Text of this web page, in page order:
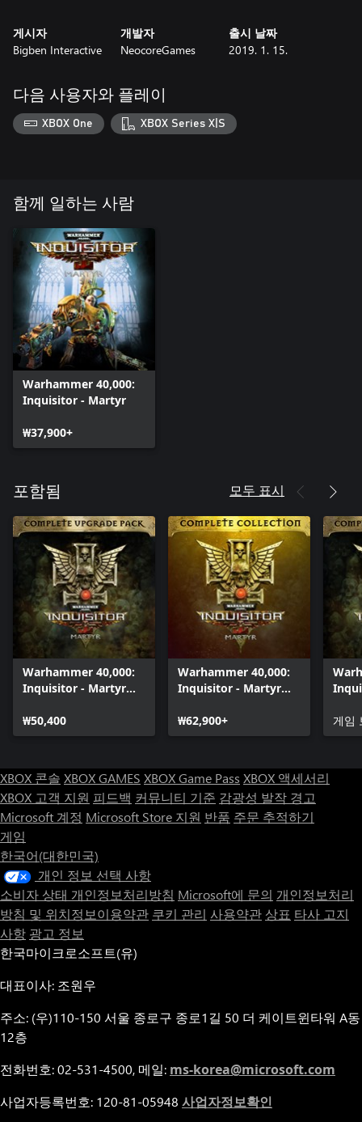
게시자
Bigben Interactive
개발자
NeocoreGames
출시 날짜
2019. 1. 15.
다음 사용자와 플레이
XBOX One XBOX Series X|S
함께 일하는 사람
Warhammer 40,000:
Inquisitor - Martyr
₩37,900+
포함됨 모두 표시
Warhammer 40,000:
Inquisitor - Martyr
Pack
₩50,400
Warhammer 40,000:
Inquisitor - Martyr
₩62,900+
Pack
게임
XBOX 콘솔 XBOX GAMES XBOX Game Pass XBOX 액세서리
XBOX 고객 지원 피드백 커뮤니티 기준 감광성 발작 경고
Microsoft 계정 Microsoft Store 지원 반품 주문 추적하기
게임
한국어(대한민국)
개인 정보 선택 사항
소비자 상태 개인정보처리방침 Microsoft에 문의 개인정보처리
방침 및 위치정보이용약관 쿠키 관리 사용약관 상표 타사 고지
사항 광고 정보
한국마이크로소프트(유)
대표이사: 조원우
주소: (우)110-150 서울 종로구 종로1길 50 더 케이트윈타워 A동
12층
전화번호: 02-531-4500, 메일: ms-korea@microsoft.com
사업자등록번호: 120-81-05948 사업자정보확인